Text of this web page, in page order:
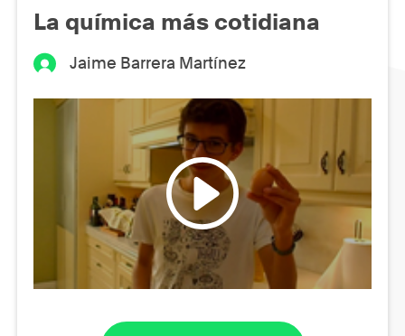
La química más cotidiana
Jaime Barrera Martínez